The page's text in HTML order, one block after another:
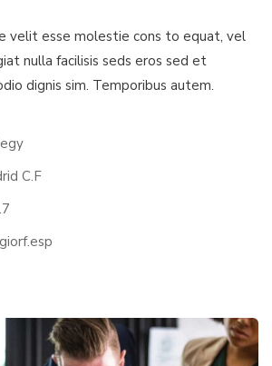
velit esse molestie cons to equat, vel
nulla facilisis seds eros sed et
dignis sim. Temporibus autem.
C.F